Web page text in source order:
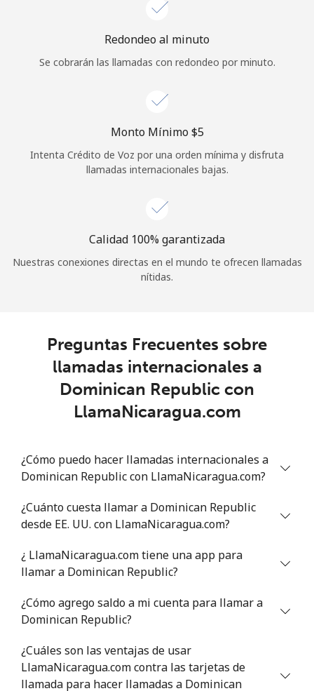
¿Olvidaste tu contraseña? →
Continuar con
Redondeo al minuto
Se cobrarán las llamadas con redondeo por minuto.
Monto Mínimo ⁦$5⁩
Intenta Crédito de Voz por una orden mínima y disfruta
llamadas internacionales bajas.
Calidad 100% garantizada
Nuestras conexiones directas en el mundo te ofrecen llamadas
nítidas.
Preguntas Frecuentes sobre
llamadas internacionales a
Dominican Republic con
LlamaNicaragua.com
¿Cómo puedo hacer llamadas internacionales a
Dominican Republic con LlamaNicaragua.com?
¿Cuánto cuesta llamar a Dominican Republic
desde EE. UU. con LlamaNicaragua.com?
¿ LlamaNicaragua.com tiene una app para
llamar a Dominican Republic?
¿Cómo agrego saldo a mi cuenta para llamar a
Dominican Republic?
¿Cuáles son las ventajas de usar
LlamaNicaragua.com contra las tarjetas de
llamada para hacer llamadas a Dominican